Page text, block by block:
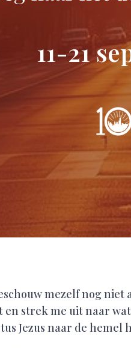
11-21
mezelf nog
strek me uit naar
Jezus naar de hemel